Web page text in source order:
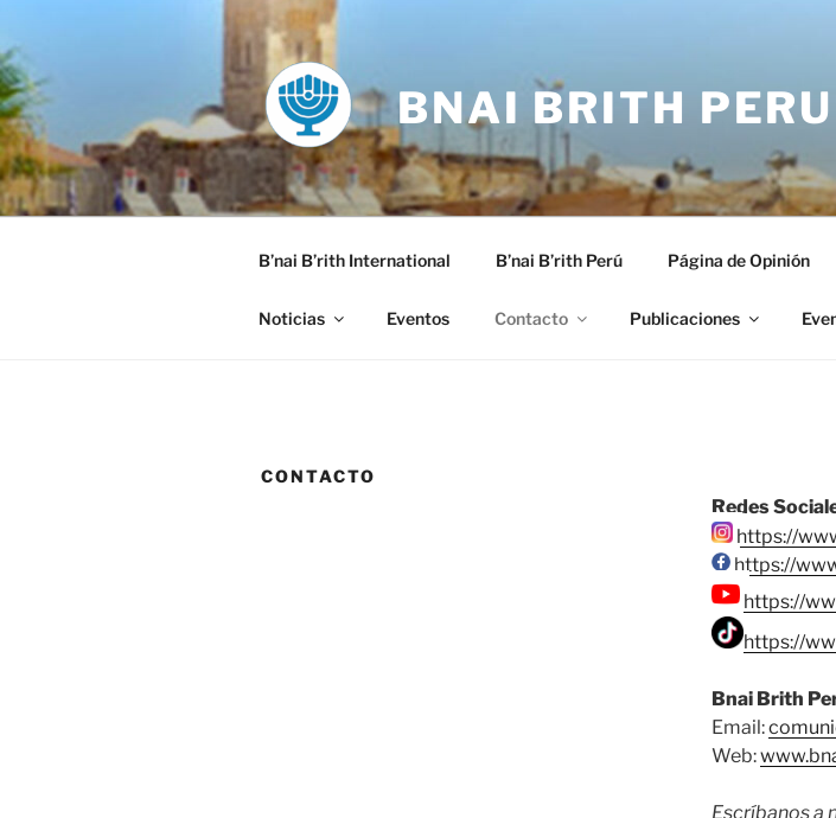
al
contenido
BNAI BRITH PERU
B’nai B’rith International B’nai B’rith Perú Página de Opinión
Noticias Eventos Contacto Publicaciones
CONTACTO
Redes
https://
https://
https://
https://
Bnai Brith
Email:
Web:
Escríbanos a